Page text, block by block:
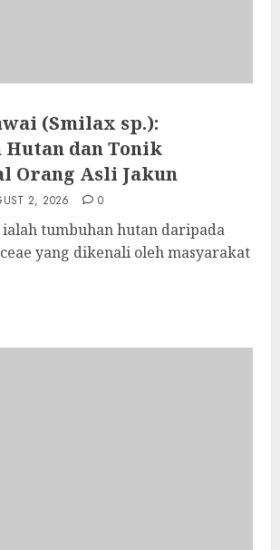
(Smilax sp.):
Hutan dan Tonik
Orang Asli Jakun
2, 2026 0
tumbuhan hutan daripada
yang dikenali oleh masyarakat